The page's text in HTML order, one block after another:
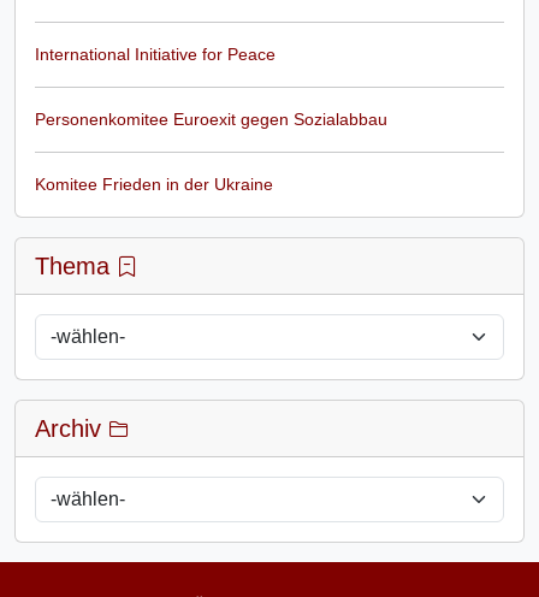
International Initiative for Peace
Personenkomitee Euroexit gegen Sozialabbau
Komitee Frieden in der Ukraine
Thema
Archiv